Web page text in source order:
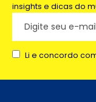
insights e dicas do
Li e concordo